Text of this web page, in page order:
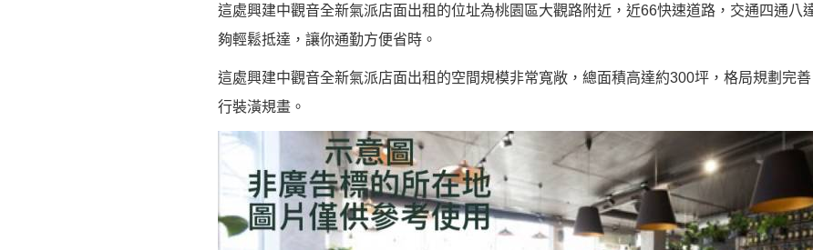
這處興建中觀音全新氣派店面出租的位址為桃園區大觀路附近，近66快速道路，交通四通八
夠輕鬆抵達，讓你通勤方便省時。
這處興建中觀音全新氣派店面出租的空間規模非常寬敞，總面積高達約300坪，格局規劃完
行裝潢規畫。